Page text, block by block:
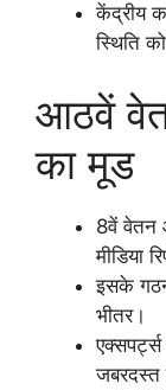
केंद्रीय
स्थिति
आठवें
का मूड
8वें वेतन
मीडिया
इसके
भीतर।
जबरदस्त